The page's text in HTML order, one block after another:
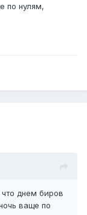
по нулям,
днем биров
ваще по